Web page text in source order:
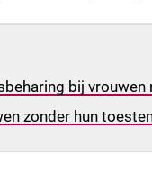
bij
zonder hun